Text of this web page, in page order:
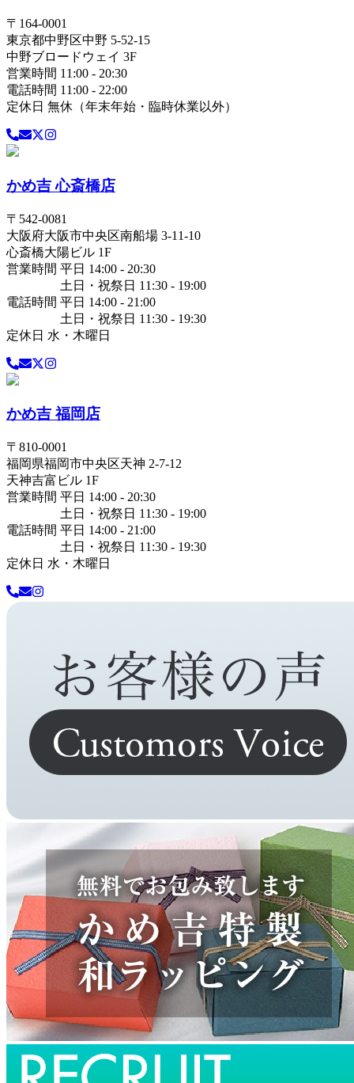
〒 164-0001
東京都中野区中野 5-52-15
中野ブロードウェイ 3F
営業時間 11:00 - 20:30
電話時間 11:00 - 22:00
定休日 無休（年末年始・臨時休業以外）
かめ吉 心斎橋店
〒 542-0081
大阪府大阪市中央区南船場 3-11-10
心斎橋大陽ビル 1F
営業時間 平日 14:00 - 20:30
土日・祝祭日 11:30 - 19:00
電話時間 平日 14:00 - 21:00
土日・祝祭日 11:30 - 19:30
定休日 水・木曜日
かめ吉 福岡店
〒 810-0001
福岡県福岡市中央区天神 2-7-12
天神吉富ビル 1F
営業時間 平日 14:00 - 20:30
土日・祝祭日 11:30 - 19:00
電話時間 平日 14:00 - 21:00
土日・祝祭日 11:30 - 19:30
定休日 水・木曜日